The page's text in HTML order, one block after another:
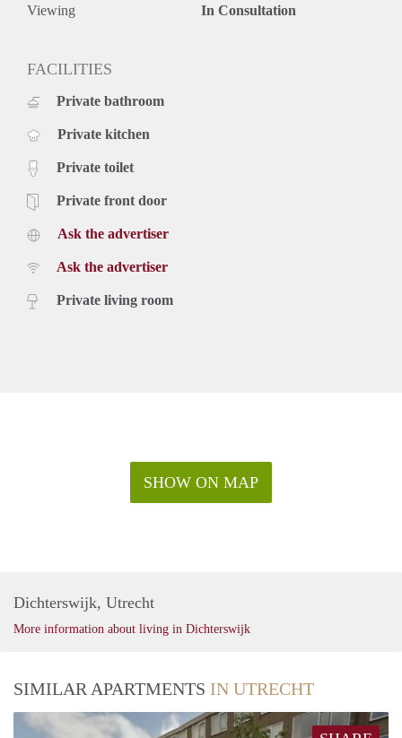
voor bezichtigingen kunt u zich inschrijven op onze website.
Viewing In Consultation
FACILITIES
Private bathroom
Private kitchen
Private toilet
Private front door
Ask the advertiser
Ask the advertiser
Private living room
SHOW ON MAP
Dichterswijk, Utrecht
More information about living in Dichterswijk
SIMILAR APARTMENTS IN UTRECHT